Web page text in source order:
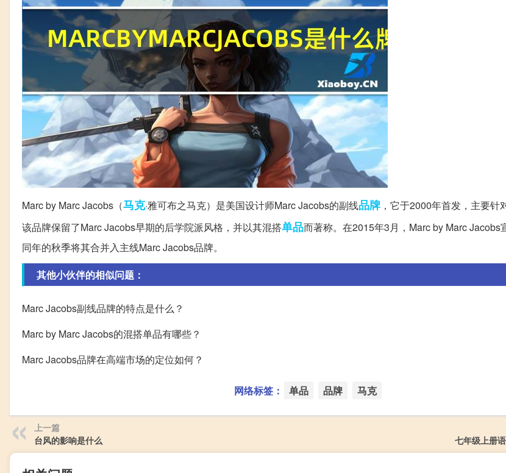
Marc by Marc Jacobs（马克·雅可布之马克）是美国设计师Marc Jacobs的副线品牌 ，它于2000年首发，主要针
该品牌保留了Marc Jacobs早期的后学院派风格，并以其混搭单品而著称。在2015年3月，Marc by Marc Jacobs
同年的秋季将其合并入主线Marc Jacobs品牌。
其他小伙伴的相似问题：
Marc Jacobs副线品牌的特点是什么？
Marc by Marc Jacobs的混搭单品有哪些？
Marc Jacobs品牌在高端市场的定位如何？
网络标签： 单品 品牌 马克
上一篇
台风的影响是什么
七年级上册